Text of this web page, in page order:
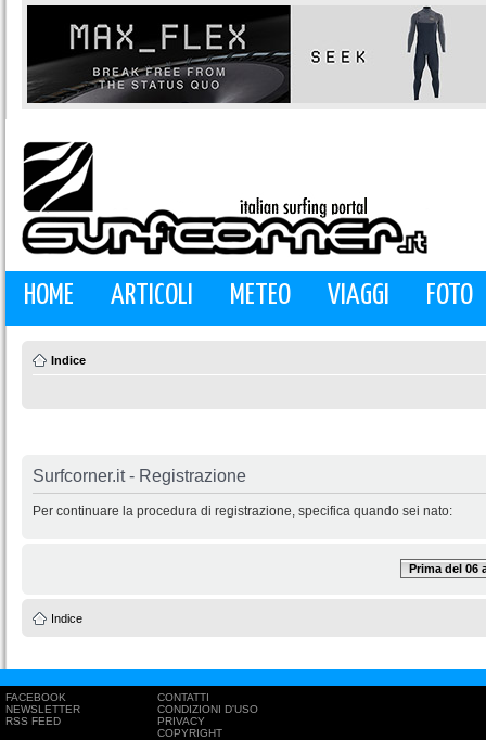
HOME ARTICOLI METEO VIAGGI FOTO
Indice
Surfcorner.it - Registrazione
Per continuare la procedura di registrazione, specifica quando sei nato:
Prima del 06
Indice
FACEBOOK
NEWSLETTER
RSS FEED
CONTATTI
CONDIZIONI D'USO
PRIVACY
COPYRIGHT